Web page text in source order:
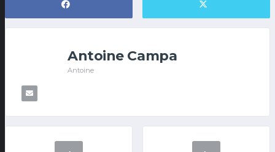
Antoine Campa
Antoine